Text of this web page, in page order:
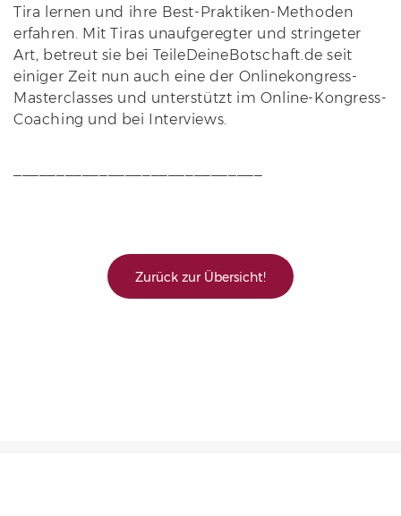
Tira lernen und ihre Best-Praktiken-Methoden
erfahren. Mit Tiras unaufgeregter und stringeter
Art, betreut sie bei TeileDeineBotschaft.de seit
einiger Zeit nun auch eine der Onlinekongress-
Masterclasses und unterstützt im Online-Kongress-
Coaching und bei Interviews.
Zurück zur Übersicht!